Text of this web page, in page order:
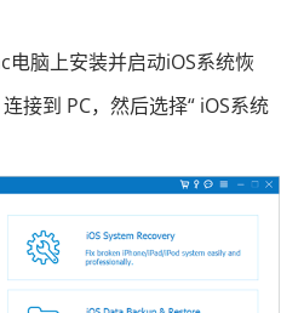
脑上安装并启动iOS系统恢
接到 PC，然后选择“ iOS系统